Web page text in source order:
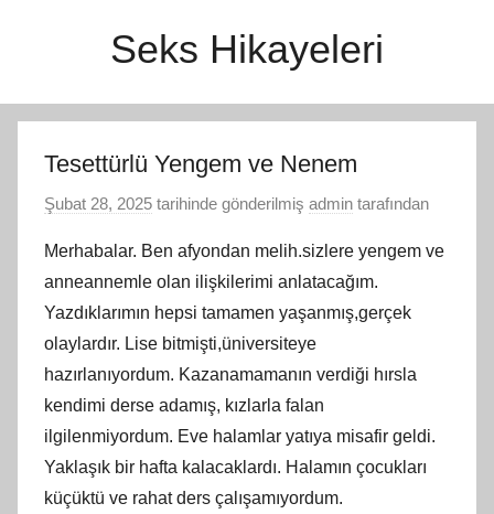
Seks Hikayeleri
Tesettürlü Yengem ve Nenem
Şubat 28, 2025 tarihinde gönderilmiş admin tarafından
Merhabalar. Ben afyondan melih.sizlere yengem ve
anneannemle olan ilişkilerimi anlatacağım.
Yazdıklarımın hepsi tamamen yaşanmış,gerçek
olaylardır. Lise bitmişti,üniversiteye
hazırlanıyordum. Kazanamamanın verdiği hırsla
kendimi derse adamış, kızlarla falan
ilgilenmiyordum. Eve halamlar yatıya misafir geldi.
Yaklaşık bir hafta kalacaklardı. Halamın çocukları
küçüktü ve rahat ders çalışamıyordum.